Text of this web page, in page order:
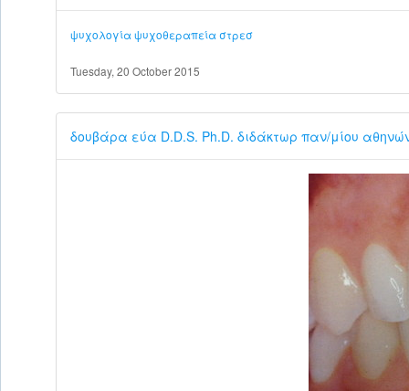
ψυχολογίαψυχοθεραπείαστρεσ
Tuesday, 20 October 2015
δουβάρα εύα D.D.S. Ph.D. διδάκτωρ παν/μίου